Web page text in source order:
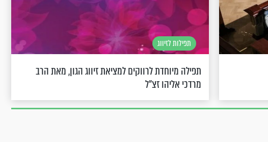
תפילות לזיווג
תפילה מיוחדת לרווקים למציאת זיווג הגון, מאת הרב
מרדכי אליהו זצ"ל